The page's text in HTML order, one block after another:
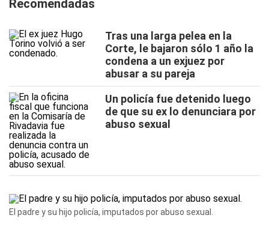
Recomendadas
Tras una larga pelea en la
Corte, le bajaron sólo 1 año la
condena a un exjuez por
abusar a su pareja
Un policía fue detenido luego
de que su ex lo denunciara por
abuso sexual
El padre y su hijo policía, imputados por abuso sexual.